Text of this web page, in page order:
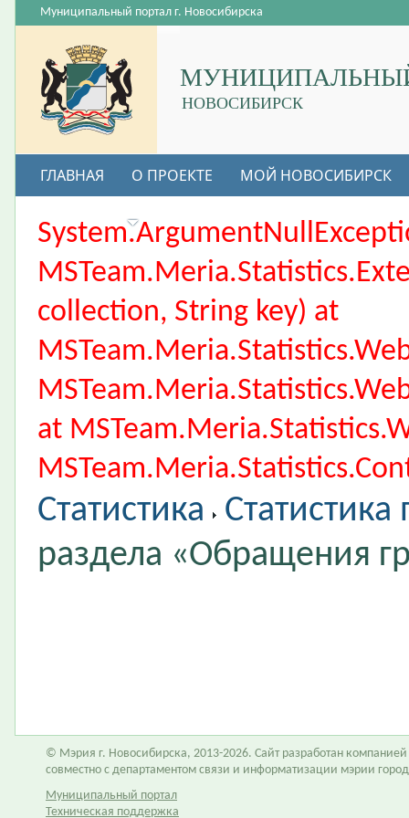
НОВОСИБИРСК
Муниципальный портал г. Новосибирска
ГЛАВНАЯ О ПРОЕКТЕ МОЙ НОВОСИБИРСК
ВАКАНСИИ
collection, String key) at
at
Статистика
раздела «Обращения
© Мэрия г. Новосибирска, 2013-2026. Сайт разработан компанией
совместно с департаментом связи и информатизации мэрии
Муниципальный портал
Техническая поддержка